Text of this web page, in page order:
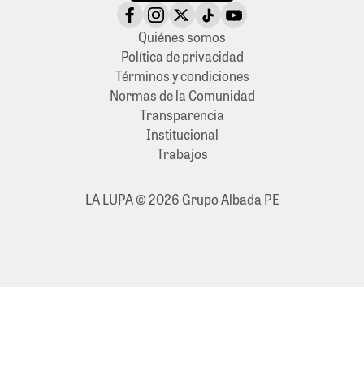
Quiénes somos
Política de privacidad
Términos y condiciones
Normas de la Comunidad
Transparencia
Institucional
Trabajos
LA LUPA © 2026 Grupo Albada PE